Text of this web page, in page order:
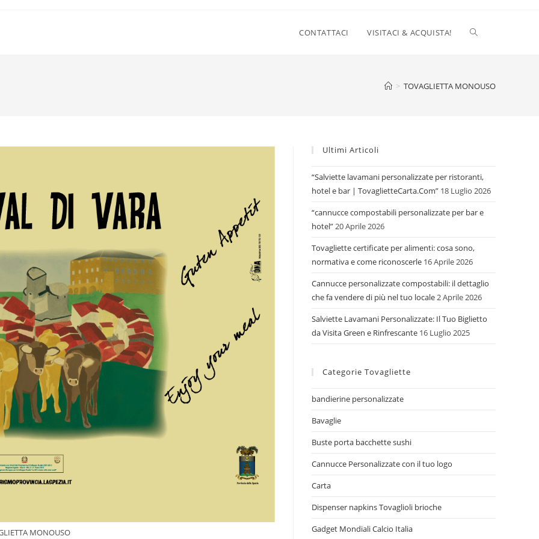
CONTATTACI VISITACI & ACQUISTA!
> TOVAGLIETTA MONOUSO
MONOUSO
Ultimi Articoli
“Salviette lavamani personalizzate per ristoranti,
hotel e bar | TovaglietteCarta.Com” 18 Luglio 2026
“cannucce compostabili personalizzate per bar e
hotel”20 Aprile 2026
Tovagliette certificate per alimenti: cosa sono,
normativa e come riconoscerle 16 Aprile 2026
Cannucce personalizzate compostabili: il dettaglio
che fa vendere di più nel tuo locale2 Aprile 2026
Salviette Lavamani Personalizzate: Il Tuo Biglietto
da Visita Green e Rinfrescante 16 Luglio 2025
Categorie Tovagliette
bandierine personalizzate
Bavaglie
Buste porta bacchette sushi
Cannucce Personalizzate con il tuo logo
Carta
Dispenser napkins Tovaglioli brioche
Gadget Mondiali Calcio Italia